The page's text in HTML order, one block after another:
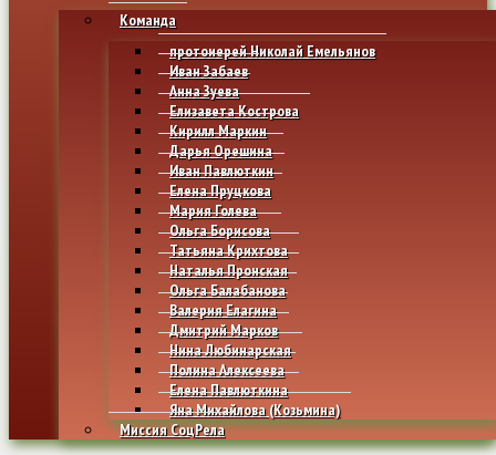
Команда
протоиерей Николай Емельянов
Иван Забаев
Анна Зуева
Елизавета Кострова
Кирилл Маркин
Дарья Орешина
Иван Павлюткин
Елена Пруцкова
Мария Голева
Ольга Борисова
Татьяна Крихтова
Наталья Пронская
Ольга Балабанова
Валерия Елагина
Дмитрий Марков
Нина Любинарская
Полина Алексеева
Елена Павлюткина
Яна Михайлова (Козьмина)
Миссия СоцРела